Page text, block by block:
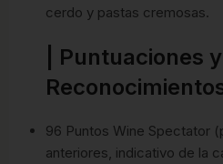
cerdo y pastas cremosas.
| Puntuaciones y
96 Puntos Wine Spectator
anteriores, indicativo de la